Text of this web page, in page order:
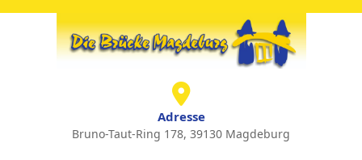
Skip
Adresse
Bruno-Taut-Ring 178, 39130 Magdeburg